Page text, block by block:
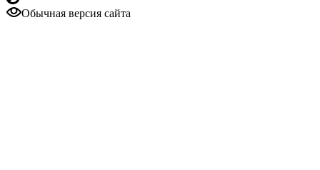
Обычная версия сайта